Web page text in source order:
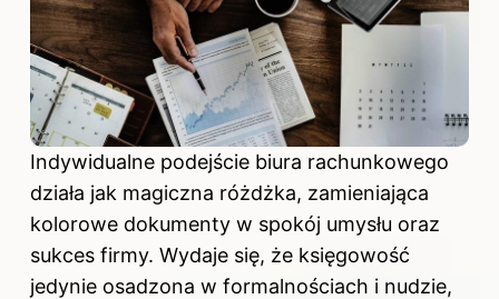
Indywidualne podejście biura rachunkowego
działa jak magiczna różdżka, zamieniająca
kolorowe dokumenty w spokój umysłu oraz
sukces firmy. Wydaje się, że księgowość
jedynie osadzona w formalnościach i nudzie,